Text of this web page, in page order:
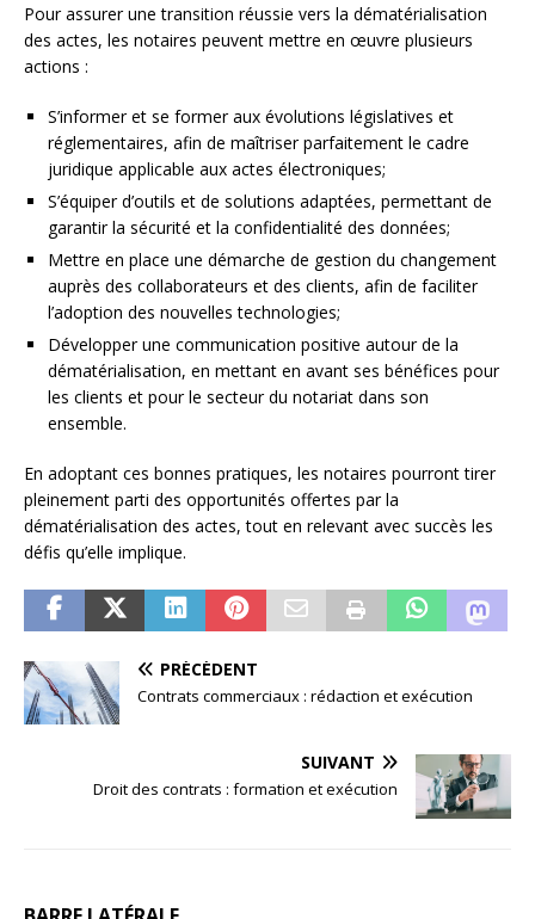
Pour assurer une transition réussie vers la dématérialisation
des actes, les notaires peuvent mettre en œuvre plusieurs
actions :
S’informer et se former aux évolutions législatives et
réglementaires, afin de maîtriser parfaitement le cadre
juridique applicable aux actes électroniques;
S’équiper d’outils et de solutions adaptées, permettant de
garantir la sécurité et la confidentialité des données;
Mettre en place une démarche de gestion du changement
auprès des collaborateurs et des clients, afin de faciliter
l’adoption des nouvelles technologies;
Développer une communication positive autour de la
dématérialisation, en mettant en avant ses bénéfices pour
les clients et pour le secteur du notariat dans son
ensemble.
En adoptant ces bonnes pratiques, les notaires pourront tirer
pleinement parti des opportunités offertes par la
dématérialisation des actes, tout en relevant avec succès les
défis qu’elle implique.
PRÉCÉDENT
Contrats commerciaux : rédaction et exécution
SUIVANT
Droit des contrats : formation et exécution